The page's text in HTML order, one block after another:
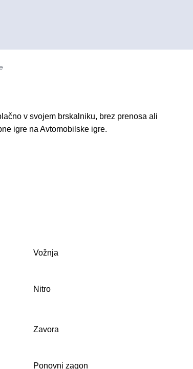
v svojem brskalniku, brez prenosa ali
igre na Avtomobilske igre.
Vožnja
Nitro
Zavora
Ponovni zagon